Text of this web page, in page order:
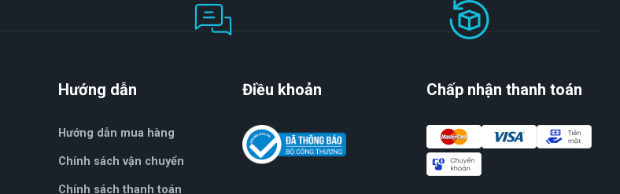
Hướng dẫn
Hướng dẫn mua hàng
Chính sách vận chuyển
Chính sách thanh toán
Điều khoản Chấp nhận thanh toán